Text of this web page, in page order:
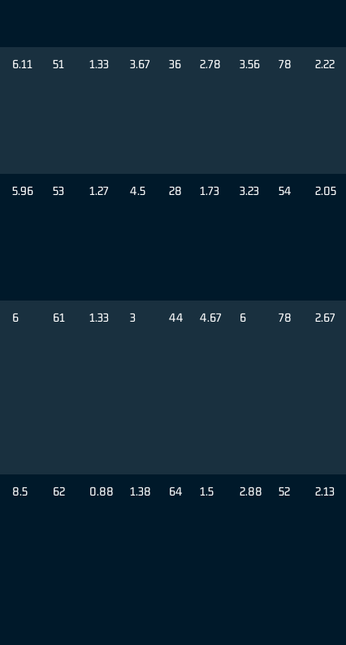
6.11 51 1.33 3.67 36 2.78 3.56 78 2.22
5.96 53 1.27 4.5 28 1.73 3.23 54 2.05
6 61 1.33 3 44 4.67 6 78 2.67
8.5 62 0.88 1.38 64 1.5 2.88 52 2.13